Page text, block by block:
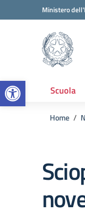
Open toolbar
Vai ai contenuti
Vai al menu di navigazione
Ministero
scuola Scuola
Home